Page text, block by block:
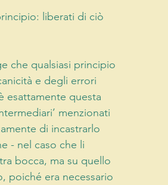
liberati di ciò
che qualsiasi principio
e degli errori
esattamente questa
menzionati
di incastrarlo
- nel caso che li
bocca, ma su quello
poiché era necessario